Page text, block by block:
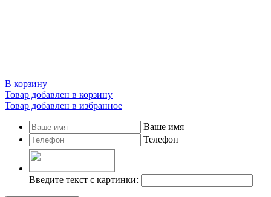
В корзину
Товар добавлен в корзину
Товар добавлен в избранное
Ваше имя
Телефон
Введите текст с картинки: